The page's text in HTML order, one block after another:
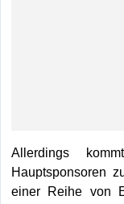
Allerdings
Hauptsponsoren
einer Reihe von